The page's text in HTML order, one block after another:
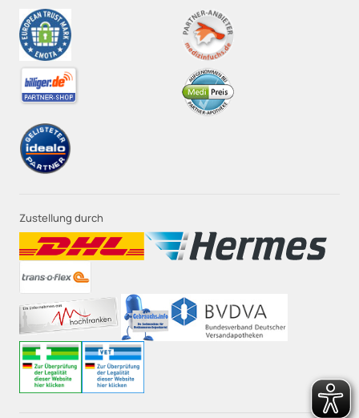
Zustellung durch